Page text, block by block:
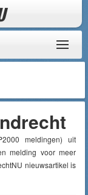
meldingen) uit
melding voor meer
nieuwsartikel is